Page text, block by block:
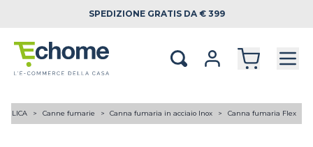
SPEDIZIONE GRATIS DA € 399
Canne fumarie Canna fumaria in acciaio Inox Canna fumaria Flex